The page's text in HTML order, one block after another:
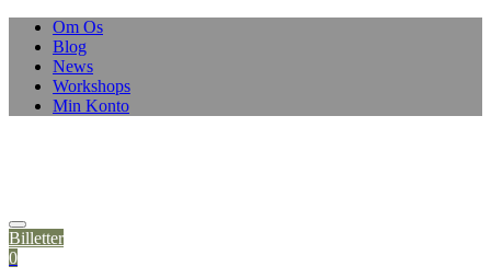
Skip
content
Om Os
Blog
News
Workshops
Min Konto
Billetter
0